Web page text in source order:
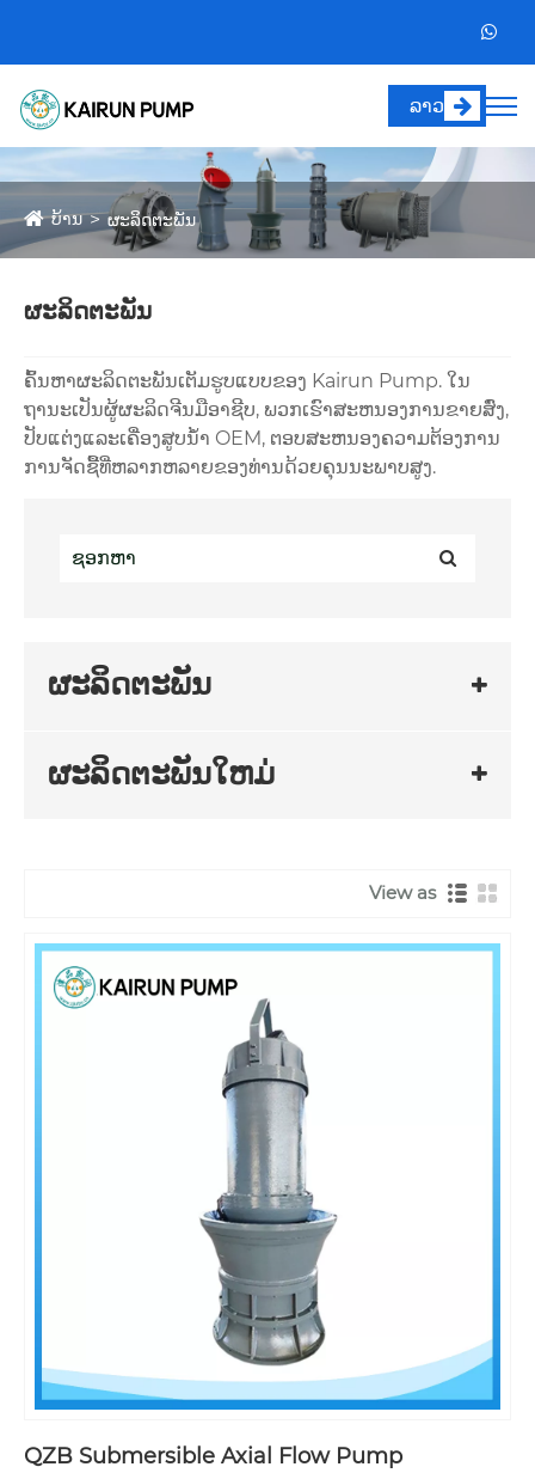
ລາວ
ບ້ານ ຜະລິດຕະພັນ
ຜະລິດຕະພັນ
ຄົ້ນຫາຜະລິດຕະພັນເຕັມຮູບແບບຂອງ Kairun Pump. ໃນ
ຖານະເປັນຜູ້ຜະລິດຈີນມືອາຊີບ, ພວກເຮົາສະຫນອງການຂາຍສົ່ງ,
ປັບແຕ່ງແລະເຄື່ອງສູບນ້ໍາ OEM, ຕອບສະຫນອງຄວາມຕ້ອງການ
ການຈັດຊື້ທີ່ຫລາກຫລາຍຂອງທ່ານດ້ວຍຄຸນນະພາບສູງ.
ຜະລິດຕະພັນ
ຜະລິດຕະພັນໃຫມ່
View as
QZB Submersible Axial Flow Pump